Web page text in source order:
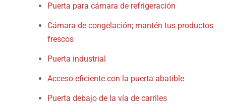
Puerta para cámara de refrigeración
Cámara de congelación; mantén tus productos
frescos
Puerta industrial
Acceso eficiente con la puerta abatible
Puerta debajo de la vía de carriles